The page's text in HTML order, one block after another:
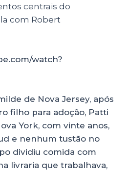
centrais do
com Robert
watch?
de Nova Jersey, após
filho para adoção, Patti
York, com vinte anos,
e nenhum tustão no
dividiu comida com
livraria que trabalhava,